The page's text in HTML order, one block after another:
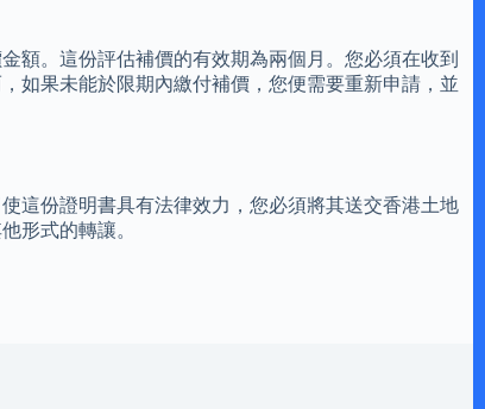
額。這份評估補價的有效期為兩個月。您必須在收到
如果未能於限期內繳付補價，您便需要重新申請，並
這份證明書具有法律效力，您必須將其送交香港土地
形式的轉讓。